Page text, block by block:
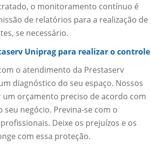
o monitoramento contínuo é
de relatórios para a realização de
se necessário.
Uniprag para realizar o controle
o atendimento da Prestaserv
diagnóstico do seu espaço. Nossos
orçamento preciso de acordo com
seu negócio. Previna-se com o
profissionais. Deixe os prejuízos e os
com essa proteção.